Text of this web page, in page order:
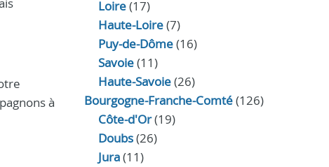
à
Loire(17)
Haute-Loire(7)
Puy-de-Dôme(16)
Savoie(11)
Haute-Savoie(26)
Bourgogne-Franche-Comté(126)
Côte-d'Or(19)
Doubs(26)
Jura(11)